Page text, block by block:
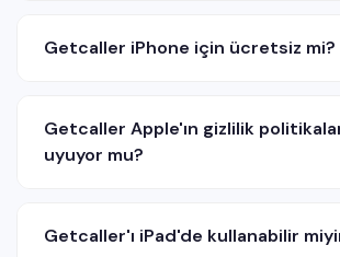
Getcaller iPhone için ücretsiz mi?
Getcaller Apple'ın gizlilik
uyuyor mu?
Getcaller'ı iPad'de kullanabilir